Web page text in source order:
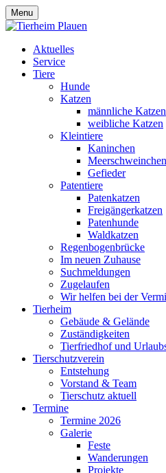
Menu
Aktuelles
Service
Tiere
Hunde
Katzen
männliche Katzen
weibliche Katzen
Kleintiere
Kaninchen
Meerschweinchen
Gefieder
Patentiere
Patenkatzen
Freigängerkatzen
Patenhunde
Waldkatzen
Regenbogenbrücke
Im neuen Zuhause
Suchmeldungen
Zugelaufen
Wir helfen bei der
Tierheim
Gebäude & Gelände
Zuständigkeiten
Tierfriedhof und
Tierschutzverein
Entstehung
Vorstand & Team
Tierschutz aktuell
Termine
Termine 2026
Galerie
Feste
Wanderungen
Projekte